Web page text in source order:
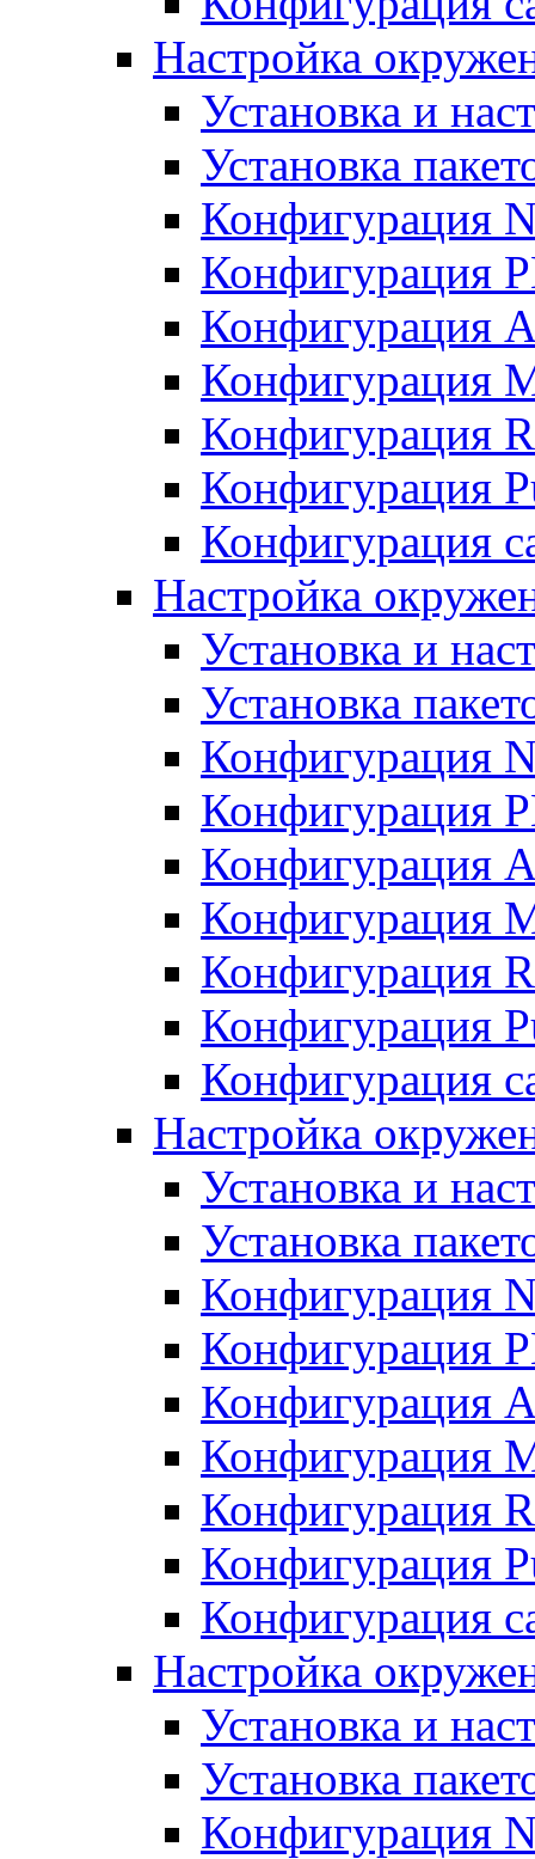
Настройка
Установка и
Установка
Конфигурация
Конфигурация
Конфигурация
Конфигурация
Конфигурация
Конфигурация
Конфигурация
Настройка
Установка и
Установка
Конфигурация
Конфигурация
Конфигурация
Конфигурация
Конфигурация
Конфигурация
Конфигурация
Настройка
Установка и
Установка
Конфигурация
Конфигурация
Конфигурация
Конфигурация
Конфигурация
Конфигурация
Конфигурация
Настройка
Установка и
Установка
Конфигурация